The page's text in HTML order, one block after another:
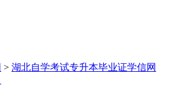
> 湖北自学考试专升本毕业证学信网